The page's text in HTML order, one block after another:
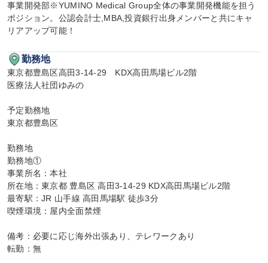
事業開発部※YUMINO Medical Group全体の事業開発機能を担う
ポジション。公認会計士,MBA,投資銀行出身メンバーと共にキャ
リアアップ可能！
勤務地
東京都豊島区高田3-14-29　KDX高田馬場ビル2階
医療法人社団ゆみの
予定勤務地
東京都豊島区
勤務地
勤務地①
事業所名：本社
所在地：東京都 豊島区 高田3-14-29 KDX高田馬場ビル2階
最寄駅：JR 山手線 高田馬場駅 徒歩3分
喫煙環境：屋内全面禁煙
備考：必要に応じ海外出張あり、テレワークあり
転勤：無